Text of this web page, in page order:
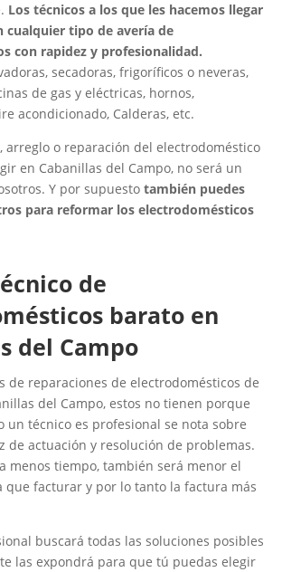
Los técnicos a los que les hacemos llegar
cualquier tipo de avería de
con rapidez y profesionalidad.
secadoras, frigoríficos o neveras,
de gas y eléctricas, hornos,
acondicionado, Calderas, etc.
arreglo o reparación del electrodoméstico
en Cabanillas del Campo, no será un
Y por supuesto también puedes
para reformar los electrodomésticos
de
barato en
del Campo
de reparaciones de electrodomésticos de
del Campo, estos no tienen porque
un técnico es profesional se nota sobre
de actuación y resolución de problemas.
menos tiempo, también será menor el
que facturar y por lo tanto la factura más
buscará todas las soluciones posibles
las expondrá para que tú puedas elegir